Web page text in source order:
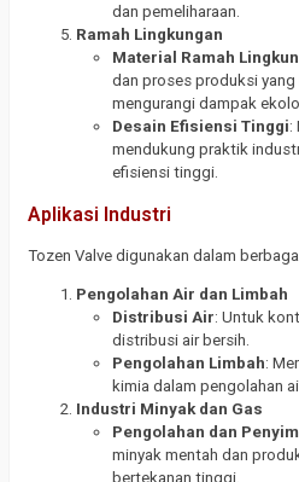
dan pemeliharaan.
Ramah Lingkungan
Material Ramah
dan proses produksi
mengurangi dampak
Desain Efisiensi Tinggi:
mendukung praktik
efisiensi tinggi.
Aplikasi Industri
Tozen Valve digunakan dalam
Pengolahan Air dan Limbah
Distribusi Air: Untuk
distribusi air bersih.
Pengolahan Limbah:
kimia dalam pengolahan
Industri Minyak dan Gas
Pengolahan dan
minyak mentah dan
bertekanan tinggi.